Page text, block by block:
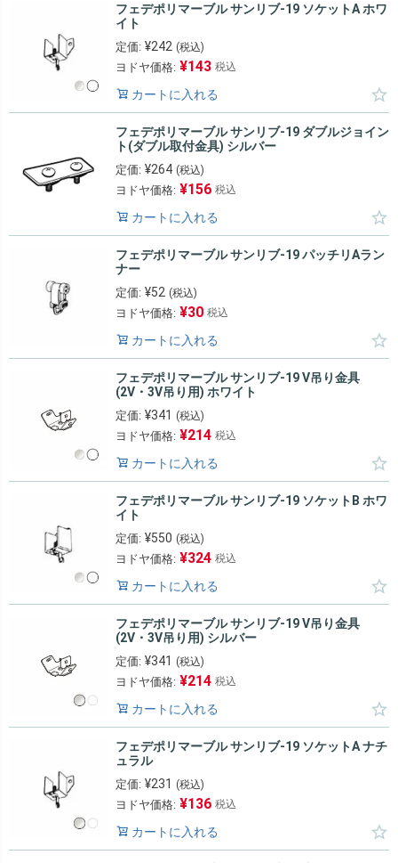
フェデポリマーブル サンリブ-19 ソケットA ホワ
イト
定価: ¥242 (税込)
ヨドヤ価格: ¥143 税込
カートに入れる
フェデポリマーブル サンリブ-19 ダブルジョイン
ト(ダブル取付金具) シルバー
定価: ¥264 (税込)
ヨドヤ価格: ¥156 税込
カートに入れる
フェデポリマーブル サンリブ-19 パッチリAラン
ナー
定価: ¥52 (税込)
ヨドヤ価格: ¥30 税込
カートに入れる
フェデポリマーブル サンリブ-19 V吊り金具
(2V・3V吊り用) ホワイト
定価: ¥341 (税込)
ヨドヤ価格: ¥214 税込
カートに入れる
フェデポリマーブル サンリブ-19 ソケットB ホワ
イト
定価: ¥550 (税込)
ヨドヤ価格: ¥324 税込
カートに入れる
フェデポリマーブル サンリブ-19 V吊り金具
(2V・3V吊り用) シルバー
定価: ¥341 (税込)
ヨドヤ価格: ¥214 税込
カートに入れる
フェデポリマーブル サンリブ-19 ソケットA ナチ
ュラル
定価: ¥231 (税込)
ヨドヤ価格: ¥136 税込
カートに入れる